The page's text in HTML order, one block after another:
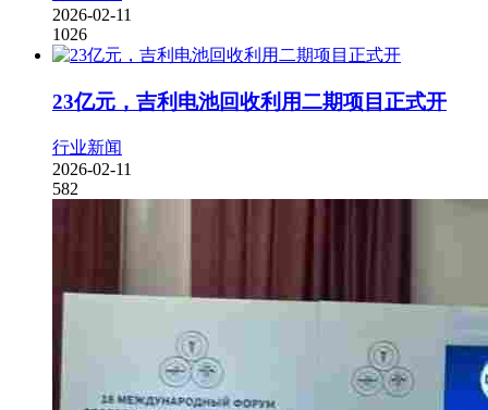
2026-02-11
1026
23亿元，吉利电池回收利用二期项目正式开
行业新闻
2026-02-11
582